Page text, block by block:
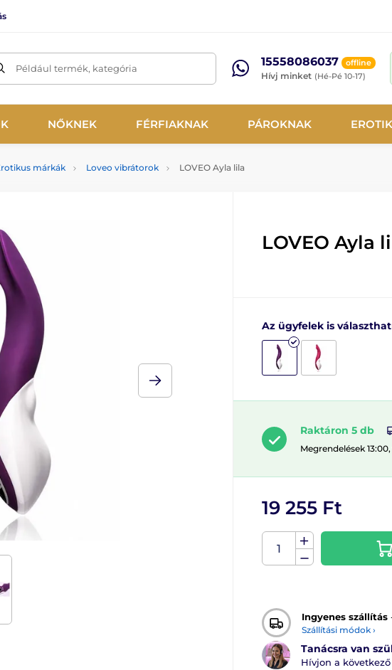
Például termék, kategória 15558086037 offline
Hívj minket (Hé-Pé 10-17)
NŐKNEK FÉRFIAKNAK PÁROKNAK
márkák Loveo vibrátorok LOVEO Ayla lila
LOVEO Ayla
Az ügyfelek is
Raktáron 5 db
Megrendelések
19 255 Ft
Ingyenes szállítás
Szállítási módok ›
Tanácsra van
Hívjon a következő